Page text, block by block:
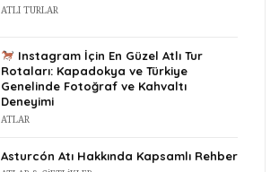
ATLI TURLAR
Instagram İçin En Güzel Atlı Tur
Rotaları: Kapadokya ve Türkiye
Genelinde Fotoğraf ve Kahvaltı
Deneyimi
ATLAR
Asturcón Atı Hakkında Kapsamlı Rehber